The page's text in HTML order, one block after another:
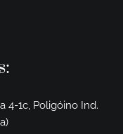
4-1c, Poligóino Ind.